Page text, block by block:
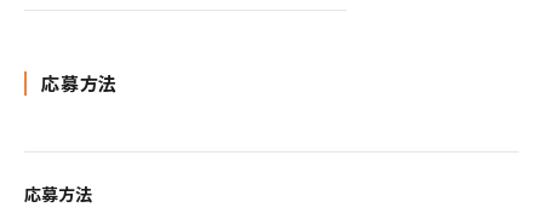
応募方法
応募方法